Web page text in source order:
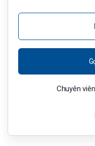
Chuyên